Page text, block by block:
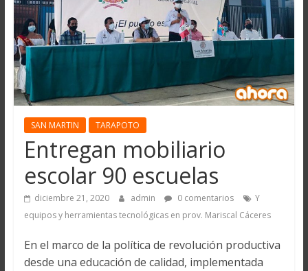
SAN MARTIN TARAPOTO
Entregan mobiliario
escolar 90 escuelas
diciembre 21, 2020 admin 0 comentarios
Y
equipos y herramientas tecnológicas en prov. Mariscal Cáceres
En el marco de la política de revolución productiva
desde una educación de calidad, implementada